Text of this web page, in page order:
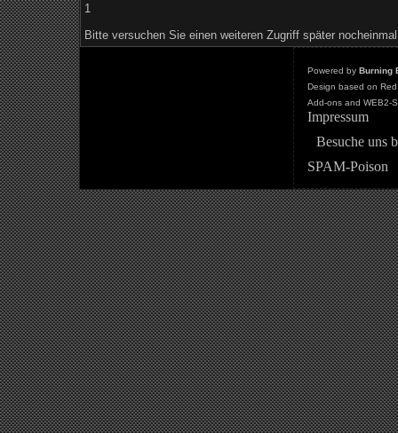
1
Bitte versuchen Sie einen weiteren Zugriff später
Powered by Burning
Design based on
Add-ons and WEB2-
Impressum
Besuche uns
SPAM-Poison